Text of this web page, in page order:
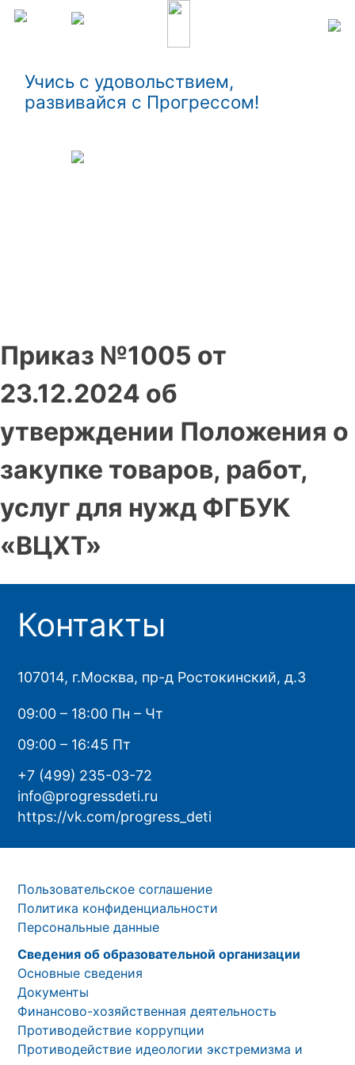
Учись с удовольствием,
развивайся с Прогрессом!
Приказ №1005 от
23.12.2024 об
утверждении Положения о
закупке товаров, работ,
услуг для нужд ФГБУК
«ВЦХТ»
Контакты
107014, г.Москва, пр-д Ростокинский, д.3
09:00 – 18:00 Пн – Чт
09:00 – 16:45 Пт
+7 (499) 235-03-72
info@progressdeti.ru
https://vk.com/progress_deti
Пользовательское соглашение
Политика конфиденциальности
Персональные данные
Сведения об образовательной организации
Основные сведения
Документы
Финансово-хозяйственная деятельность
Противодействие коррупции
Противодействие идеологии экстремизма и